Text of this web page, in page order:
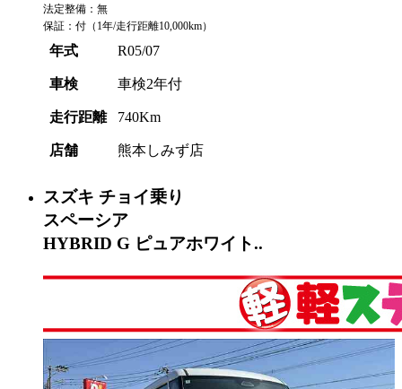
法定整備：無
保証：付（1年/走行距離10,000km）
年式 R05/07
車検 車検2年付
走行距離 740Km
店舗 熊本しみず店
スズキ チョイ乗り
スペーシア
HYBRID G ピュアホワイト..